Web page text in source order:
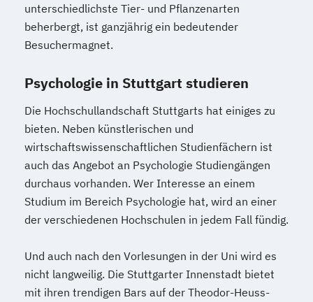
unterschiedlichste Tier- und Pflanzenarten
beherbergt, ist ganzjährig ein bedeutender
Besuchermagnet.
Psychologie in Stuttgart studieren
Die Hochschullandschaft Stuttgarts hat einiges zu
bieten. Neben künstlerischen und
wirtschaftswissenschaftlichen Studienfächern ist
auch das Angebot an Psychologie Studiengängen
durchaus vorhanden. Wer Interesse an einem
Studium im Bereich Psychologie hat, wird an einer
der verschiedenen Hochschulen in jedem Fall fündig.
Und auch nach den Vorlesungen in der Uni wird es
nicht langweilig. Die Stuttgarter Innenstadt bietet
mit ihren trendigen Bars auf der Theodor-Heuss-